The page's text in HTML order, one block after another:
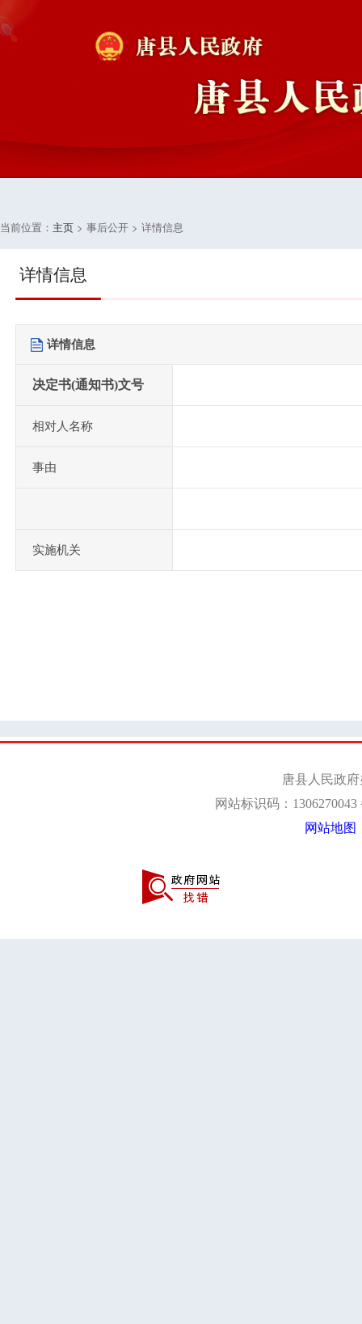
当前位置： 主页 > 事后公开 > 详情信息
详情信息
详情信息
决定书(通知书)文号
相对人名称
事由
实施机关